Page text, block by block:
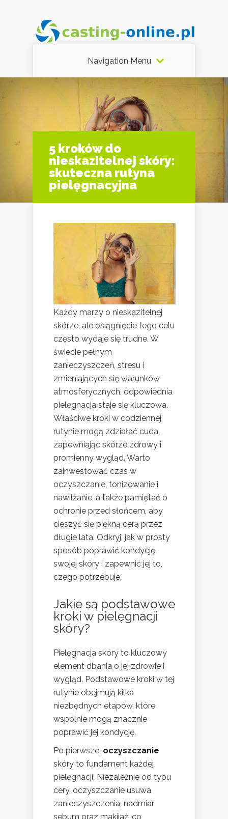
Navigation Menu
5 kroków do
nieskazitelnej skóry:
skuteczna rutyna
pielęgnacyjna
Każdy marzy o nieskazitelnej
skórze, ale osiągnięcie tego celu
często wydaje się trudne. W
świecie pełnym
zanieczyszczeń, stresu i
zmieniających się warunków
atmosferycznych, odpowiednia
pielęgnacja staje się kluczowa.
Właściwe kroki w codziennej
rutynie mogą zdziałać cuda,
zapewniając skórze zdrowy i
promienny wygląd. Warto
zainwestować czas w
oczyszczanie, tonizowanie i
nawilżanie, a także pamiętać o
ochronie przed słońcem, aby
cieszyć się piękną cerą przez
długie lata. Odkryj, jak w prosty
sposób poprawić kondycję
swojej skóry i zapewnić jej to,
czego potrzebuje.
Jakie są podstawowe
kroki w pielęgnacji
skóry?
Pielęgnacja skóry to kluczowy
element dbania o jej zdrowie i
wygląd. Podstawowe kroki w tej
rutynie obejmują kilka
niezbędnych etapów, które
wspólnie mogą znacznie
poprawić jej kondycję.
Po pierwsze, oczyszczanie
skóry to fundament każdej
pielęgnacji. Niezależnie od typu
cery, oczyszczanie usuwa
zanieczyszczenia, nadmiar
sebum oraz makijaż, co